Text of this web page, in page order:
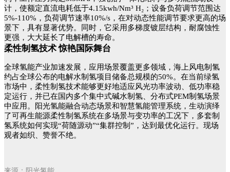
计，使额定直流电耗低于4.15kwh/Nm³ H₂；设备负荷调节范围达
5%-110%，负荷调节速率10%/s，在对动态性能调节要求更高的场
景下，具有显著优势。同时，它采用多梯度镀层结构，耐腐蚀性
更强，大大延长了电解槽的寿命。
柔性制氢技术 惊艳国际舞台
全球氢能产业加速发展，应用场景覆盖更多领域，海上风电制氢
约占全球公布的电解水制氢项目储备总规模的50%。在当前绿氢
市场中，柔性制氢技术能够更好地适应风光功率波动、低功率稳
定运行，并已在国内多个集中式碱水制氢、分布式PEM制氢场景
中应用。阳光氢能融合动态场景和智慧氢能管理系统，生动演绎
了可再生能源柔性制氢系统在多场景与变功率的工况下，多套制
氢系统如何实现“荷随源动”“集群控制”，达到最优化运行。现场
观者如织、赞誉不绝。